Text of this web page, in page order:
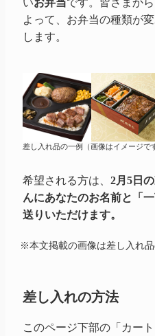
いお弁当です。皆さまか
よって、お弁当の種類が
します。
差し入れ品の一例（画像はイメージで
希望される方は、 2月5日
んにあなたのお名前と「
送りいただけます。
※本文掲載の画像は差し入れ品
差し入れの方法
このページ下部の「カー